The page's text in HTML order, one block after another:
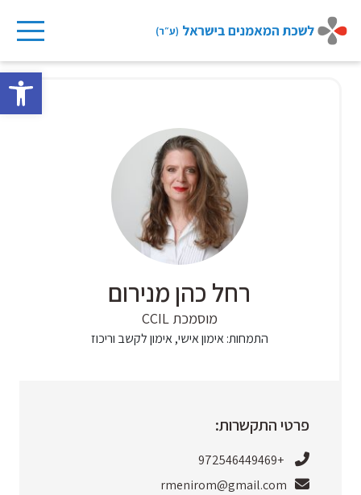
to
רחל כהן מנירום
מוסמכת CCIL
התמחות:אימון אישי, אימון לקשב וריכוז
פרטי התקשרות:
+972546449469
rmenirom@gmail.com